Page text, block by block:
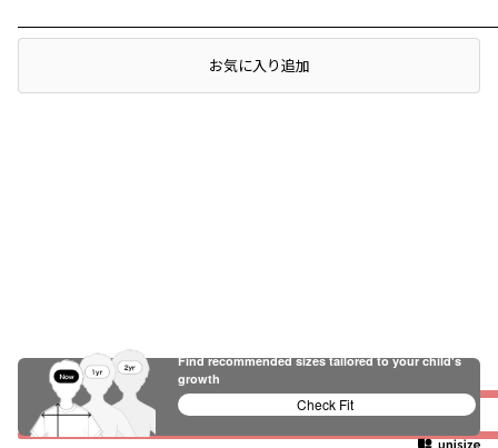
ぴったり
薄い
店頭在庫を確認するお気に入り追加
Find recommended sizes tailored to your child's
growth
Check Fit